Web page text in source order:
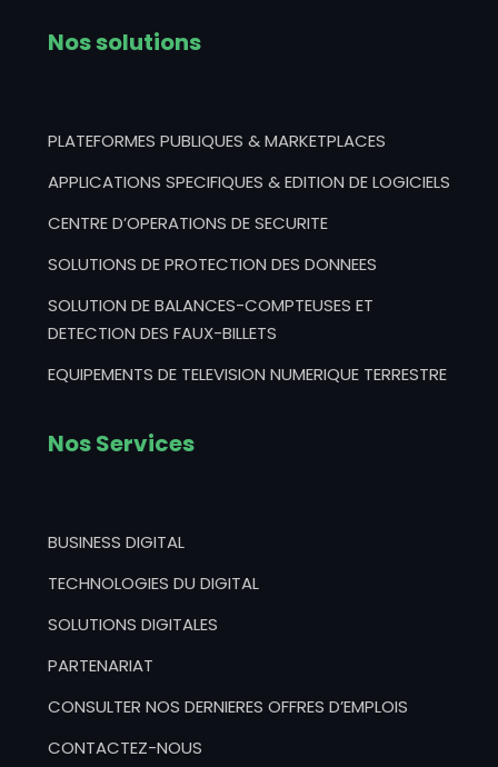
Nos solutions
PLATEFORMES PUBLIQUES & MARKETPLACES
APPLICATIONS SPECIFIQUES & EDITION DE LOGICIELS
CENTRE D’OPERATIONS DE SECURITE
SOLUTIONS DE PROTECTION DES DONNEES
SOLUTION DE BALANCES-COMPTEUSES ET
DETECTION DES FAUX-BILLETS
EQUIPEMENTS DE TELEVISION NUMERIQUE TERRESTRE
Nos Services
BUSINESS DIGITAL
TECHNOLOGIES DU DIGITAL
SOLUTIONS DIGITALES
PARTENARIAT
CONSULTER NOS DERNIERES OFFRES D’EMPLOIS
CONTACTEZ-NOUS